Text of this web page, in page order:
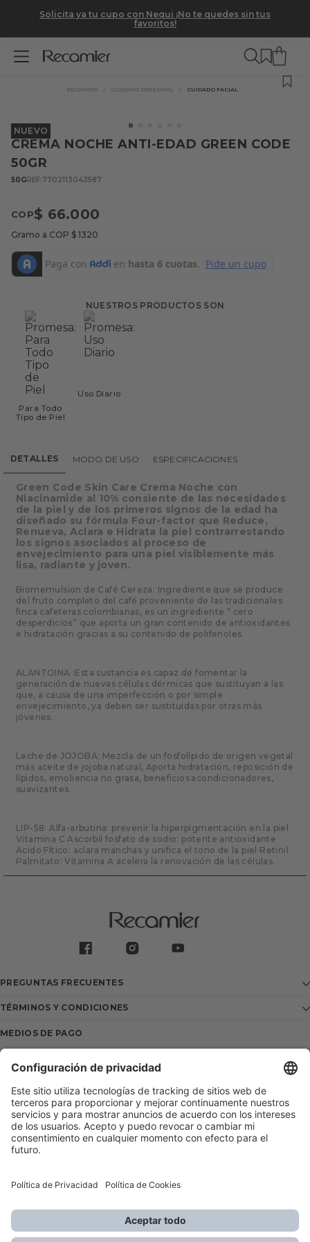
Solicita ya tu cupo con Nequi ¡No te quedes sin tus
favoritos!
CUIDADO PERSONAL CUIDADO FACIAL
NUEVO
CREMA NOCHE ANTI-EDAD GREEN CODE
50GR
50GREF:7702113043587
$ 66.000
Gramo a COP $ 1320
NUESTROS PRODUCTOS SON
Para Todo
Tipo de Piel
Uso Diario
DETALLES MODO DE USO ESPECIFICACIONES
Green Code Skin Care Crema Noche con
Niacinamide al 10% consiente de las necesidades
de la piel y de los primeros signos de la edad ha
diseñado su fórmula Four-factor que Reduce,
Renueva, Aclara e Hidrata la piel contrarrestando
los signos asociados al proceso de
envejecimiento para una piel visiblemente más
lisa, radiante y joven.
Biomemulsion de Café Cereza: Ingrediente que se produce
del fruto completo del café proveniente de las tradicionales
finca cafeteras colombianas, es un ingrediente “ cero
desperdicios” que aporta un gran contenido de antioxidantes
e hidratación gracias a su contenido de polifenoles
ALANTOINA :Esta sustancia es capaz de fomentar la
generación de nuevas células dérmicas que sustituyan a las
que, a causa de una imperfección o por simple
envejecimiento, ya deben ser sustituidas por otras más
jóvenes.
Leche de JOJOBA: Mezcla de un fosfolípido de origen vegetal
más aceite de jojoba natural, Aporta hidratación, reposición de
lípidos, emoliencia no grasa, beneficios acondicionadores,
suavizantes.
LIP-58: Alfa-arbutina: prevenir la hiperpigmentación en la piel
Vitamina C Ascorbil fosfato de sodio: potente antioxidante
Acido Fítico: aclara manchas y unifica el tono de la piel Retinil
Palmitato: Vitamina A acelera la renovación de las células.
PREGUNTAS FRECUENTES
TÉRMINOS Y CONDICIONES
MEDIOS DE PAGO